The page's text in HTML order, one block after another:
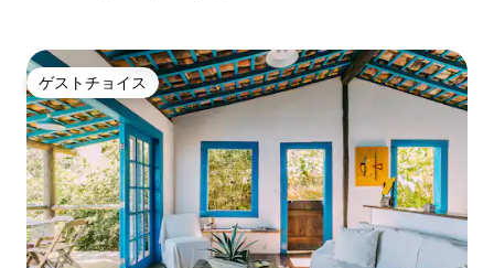
ゲストチョイス
ゲストチョイス